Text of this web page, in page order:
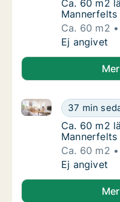
Ca. 60 m2
Ca. 60 m2
Mannerfelts
Ca. 60 m2
Ca. 60 m2
Ej angivet
Ca. 60 m2
37 min
Ca. 60 m2 lägenhet
Ca. 60 m2
Ca. 60 m2
Mannerfelts
Ca. 60 m2
Ca. 60 m2
Ej angivet